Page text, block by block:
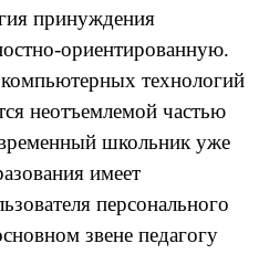
принуждения
ориентированную.
технологий
неотъемлемой частью
школьник уже
имеет
персонального
звене педагогу